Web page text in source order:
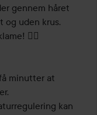
gennem håret
og uden krus.
❤️‍🔥